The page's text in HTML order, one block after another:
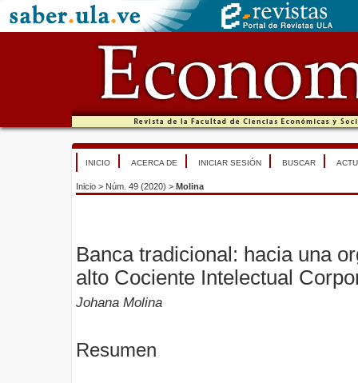
INICIO ACERCA DE INICIAR SESIÓN BUSCAR
Inicio > Núm. 49 (2020) > Molina
Banca tradicional: hacia una
alto Cociente Intelectual
Johana Molina
Resumen